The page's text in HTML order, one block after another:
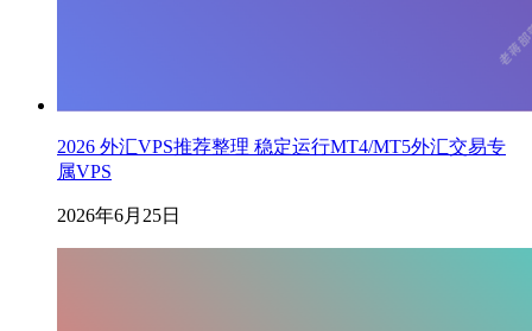
2026 外汇VPS推荐整理 稳定运行MT4/MT5外汇交易专
属VPS
2026年6月25日